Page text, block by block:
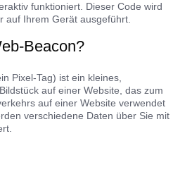
funktioniert. Dieser Code wird
auf Ihrem Gerät ausgeführt.
Beacon?
Pixel-Tag) ist ein kleines,
auf einer Website, das zum
auf einer Website verwendet
verschiedene Daten über Sie mit